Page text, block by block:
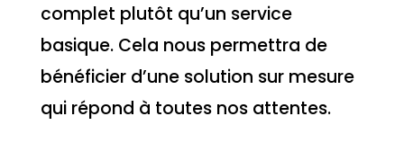
complet plutôt qu’un service
basique. Cela nous permettra de
bénéficier d’une solution sur mesure
qui répond à toutes nos attentes.